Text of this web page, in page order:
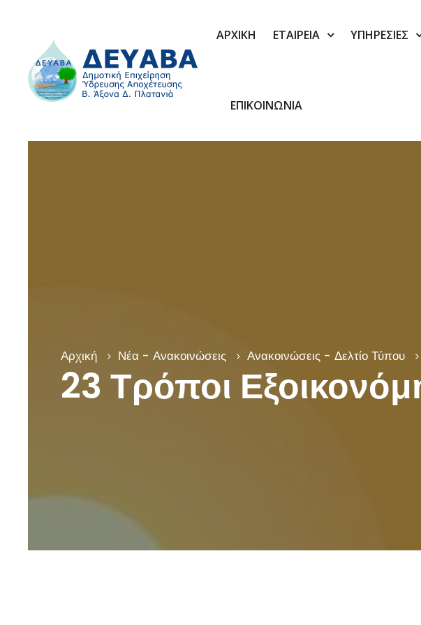
ΑΡΧΙΚΗ ΕΤΑΙΡΕΙΑ ΥΠΗΡΕΣΙΕΣ
ΕΠΙΚΟΙΝΩΝΙΑ
Αρχική Νέα - Ανακοινώσεις Ανακοινώσεις - Δελτίο Τύπου
23 Τρόποι